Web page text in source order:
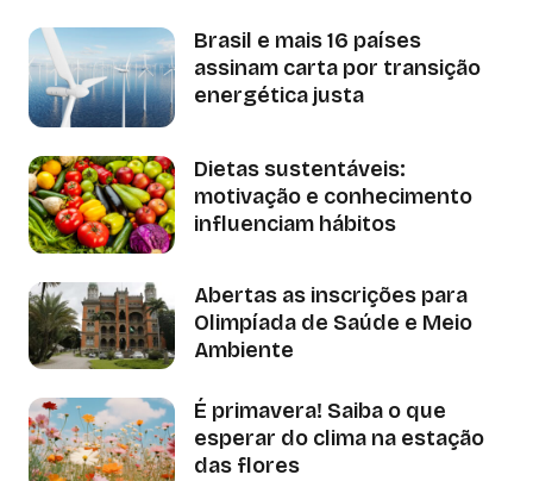
Brasil e mais 16 países
assinam carta por transição
energética justa
Dietas sustentáveis:
motivação e conhecimento
influenciam hábitos
Abertas as inscrições para
Olimpíada de Saúde e Meio
Ambiente
É primavera! Saiba o que
esperar do clima na estação
das flores